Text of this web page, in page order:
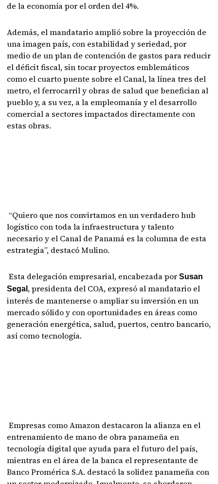
de la economía por el orden del 4%.
Además, el mandatario amplió sobre la proyección de
una imagen país, con estabilidad y seriedad, por
medio de un plan de contención de gastos para reducir
el déficit fiscal, sin tocar proyectos emblemáticos
como el cuarto puente sobre el Canal, la línea tres del
metro, el ferrocarril y obras de salud que benefician al
pueblo y, a su vez, a la empleomanía y el desarrollo
comercial a sectores impactados directamente con
estas obras.
“Quiero que nos convirtamos en un verdadero hub
logístico con toda la infraestructura y talento
necesario y el Canal de Panamá es la columna de esta
estrategia”, destacó Mulino.
Esta delegación empresarial, encabezada porSusan
Segal , presidenta del COA, expresó al mandatario el
interés de mantenerse o ampliar su inversión en un
mercado sólido y con oportunidades en áreas como
generación energética, salud, puertos, centro bancario,
así como tecnología.
Empresas como Amazon destacaron la alianza en el
entrenamiento de mano de obra panameña en
tecnología digital que ayuda para el futuro del país,
mientras en el área de la banca el representante de
Banco Promérica S.A. destacó la solidez panameña con